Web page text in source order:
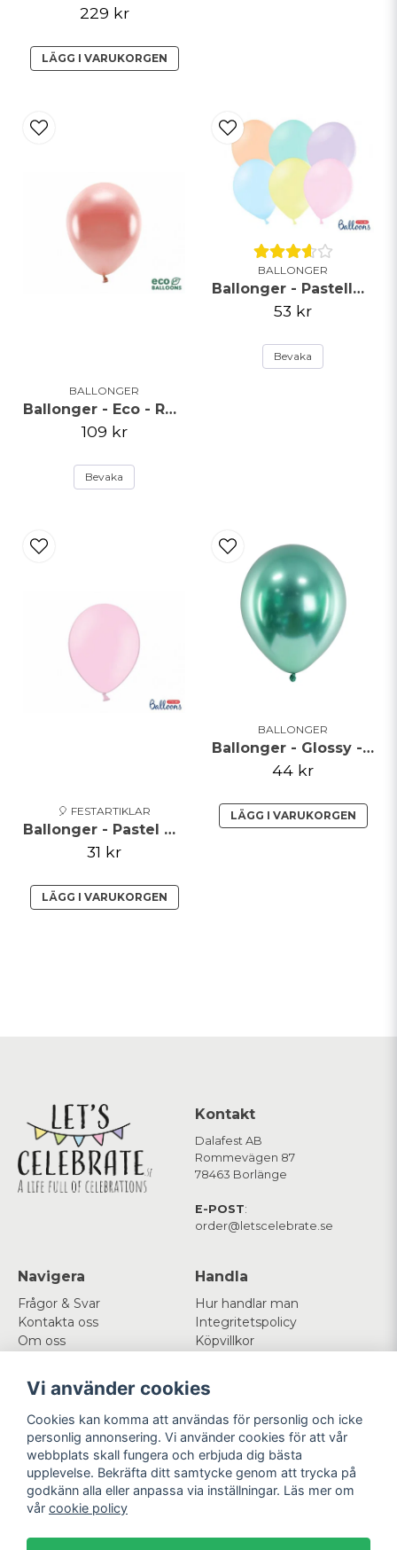
229 kr
LÄGG I VARUKORGEN
BALLONGER
Ballonger - Eco - Roséguld
109 kr
Bevaka
BALLONGER
Ballonger - Pastellmix - 23cm - 50pack
53 kr
Bevaka
🎈 FESTARTIKLAR
Ballonger - Pastel Baby Pink
31 kr
LÄGG I VARUKORGEN
BALLONGER
Ballonger - Glossy - Grön
44 kr
LÄGG I VARUKORGEN
Kontakt
Dalafest AB
Rommevägen 87
78463 Borlänge
E-POST:
order@letscelebrate.se
Navigera
Frågor & Svar
Kontakta oss
Om oss
Handla
Hur handlar man
Integritetspolicy
Köpvillkor
Mitt konto
Logga in
Registrera dig
Glömt lösenord?
Följ oss
Facebook
Instagram
Betala enkelt Vi levererar med
Vi använder cookies
Cookies kan komma att användas för personlig och icke
personlig annonsering. Vi använder cookies för att vår
webbplats skall fungera och erbjuda dig bästa
upplevelse. Bekräfta ditt samtycke genom att trycka på
godkänn alla eller anpassa via inställningar. Läs mer om
vår cookie policy